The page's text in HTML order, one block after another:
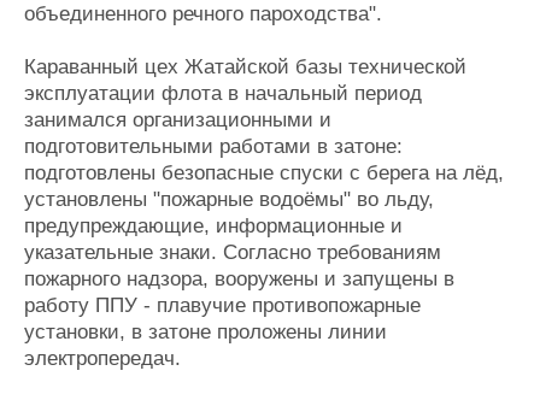
Крюинг
Реклама
Услуги
Конференции
Выставки и семинары
Личности
Словарь
Флот
Галерея флота
Форум
Отзывы
Все службы
объединенного речного пароходства".
Караванный цех Жатайской базы технической
эксплуатации флота в начальный период
занимался организационными и
подготовительными работами в затоне:
подготовлены безопасные спуски с берега на лёд,
установлены "пожарные водоёмы" во льду,
предупреждающие, информационные и
указательные знаки. Согласно требованиям
пожарного надзора, вооружены и запущены в
работу ППУ - плавучие противопожарные
установки, в затоне проложены линии
электропередач.